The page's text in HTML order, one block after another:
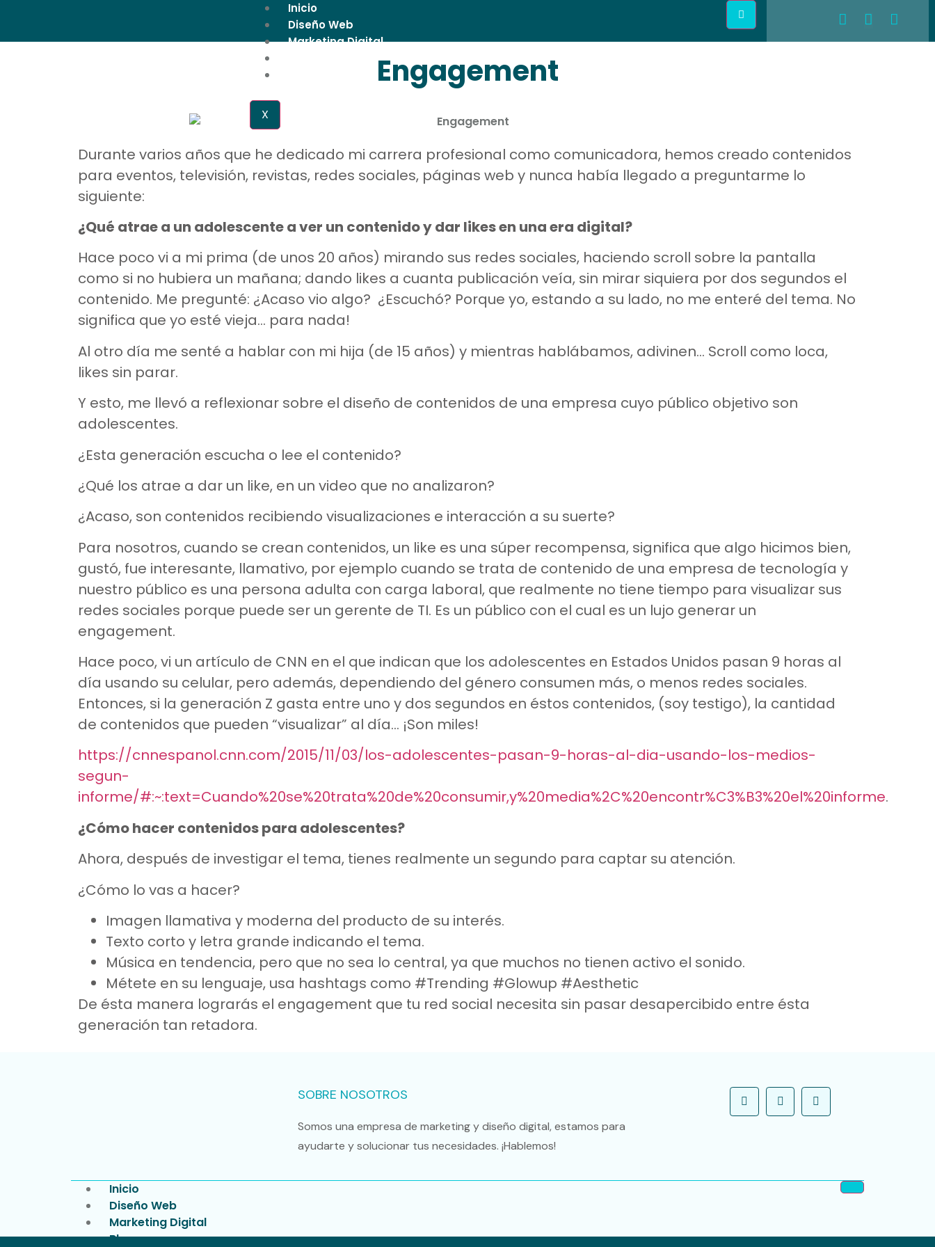
Inicio
Diseño Web
Marketing Digital
X
Engagement
Durante varios años que he dedicado mi carrera profesional como comunicadora, hemos creado contenidos
para eventos, televisión, revistas, redes sociales, páginas web y nunca había llegado a preguntarme lo
siguiente:
¿Qué atrae a un adolescente a ver un contenido y dar likes en una era digital?
Hace poco vi a mi prima (de unos 20 años) mirando sus redes sociales, haciendo scroll sobre la pantalla
como si no hubiera un mañana; dando likes a cuanta publicación veía, sin mirar siquiera por dos segundos el
contenido. Me pregunté: ¿Acaso vio algo? ¿Escuchó? Porque yo, estando a su lado, no me enteré del tema. No
significa que yo esté vieja… para nada!
Al otro día me senté a hablar con mi hija (de 15 años) y mientras hablábamos, adivinen… Scroll como loca,
likes sin parar.
Y esto, me llevó a reflexionar sobre el diseño de contenidos de una empresa cuyo público objetivo son
adolescentes.
¿Esta generación escucha o lee el contenido?
¿Qué los atrae a dar un like, en un video que no analizaron?
¿Acaso, son contenidos recibiendo visualizaciones e interacción a su suerte?
Para nosotros, cuando se crean contenidos, un like es una súper recompensa, significa que algo hicimos bien,
gustó, fue interesante, llamativo, por ejemplo cuando se trata de contenido de una empresa de tecnología y
nuestro público es una persona adulta con carga laboral, que realmente no tiene tiempo para visualizar sus
redes sociales porque puede ser un gerente de TI. Es un público con el cual es un lujo generar un
engagement.
Hace poco, vi un artículo de CNN en el que indican que los adolescentes en Estados Unidos pasan 9 horas al
día usando su celular, pero además, dependiendo del género consumen más, o menos redes sociales.
Entonces, si la generación Z gasta entre uno y dos segundos en éstos contenidos, (soy testigo), la cantidad
de contenidos que pueden “visualizar” al día… ¡Son miles!
https://cnnespanol.cnn.com/2015/11/03/los-adolescentes-pasan-9-horas-al-dia-usando-los-medios-
segun-
informe/#:~:text=Cuando%20se%20trata%20de%20consumir,y%20media%2C%20encontr%C3%B3%20el%20informe.
¿Cómo hacer contenidos para adolescentes?
Ahora, después de investigar el tema, tienes realmente un segundo para captar su atención.
¿Cómo lo vas a hacer?
Imagen llamativa y moderna del producto de su interés.
Texto corto y letra grande indicando el tema.
Música en tendencia, pero que no sea lo central, ya que muchos no tienen activo el sonido.
Métete en su lenguaje, usa hashtags como #Trending #Glowup #Aesthetic
De ésta manera lograrás el engagement que tu red social necesita sin pasar desapercibido entre ésta
generación tan retadora.
SOBRE NOSOTROS
Somos una empresa de marketing y diseño digital, estamos para
ayudarte y solucionar tus necesidades. ¡Hablemos!
Inicio
Diseño Web
Marketing Digital
Blog